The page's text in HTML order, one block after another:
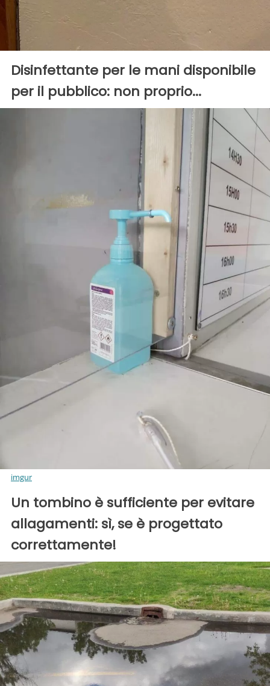
Disinfettante per le mani disponibile
per il pubblico: non proprio...
imgur
Un tombino è sufficiente per evitare
allagamenti: sì, se è progettato
correttamente!